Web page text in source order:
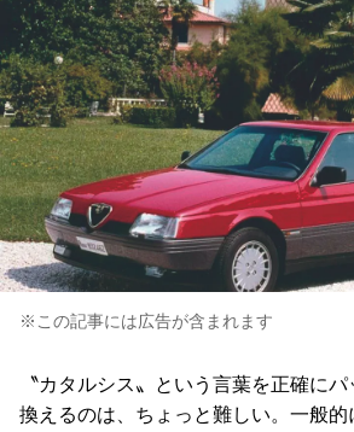
※この記事には広告が含まれます
〝カタルシス〟という言葉を正確に
換えるのは、ちょっと難しい。一般的